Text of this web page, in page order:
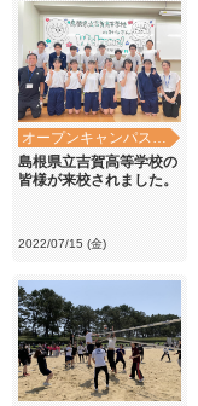
オープンキャンパス・学校見学
島根県立吉賀高等学校の
皆様が来校されました。
2022/07/15 (金)